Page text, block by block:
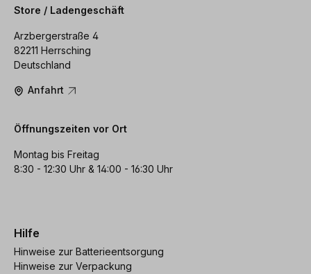
Store / Ladengeschäft
Arzbergerstraße 4
82211 Herrsching
Deutschland
Anfahrt
Öffnungszeiten vor Ort
Montag bis Freitag
8:30 - 12:30 Uhr & 14:00 - 16:30 Uhr
Hilfe
Hinweise zur Batterieentsorgung
Hinweise zur Verpackung